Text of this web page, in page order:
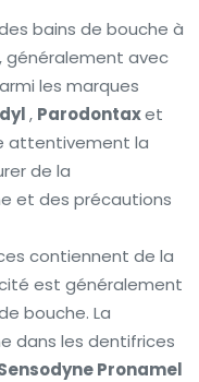
bains de bouche à
généralement avec
les marques
, Parodontaxet
attentivement la
de la
et des précautions
contiennent de la
est généralement
bouche. La
dans les dentifrices
Pronamel